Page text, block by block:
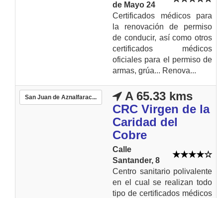
de Mayo 24
Certificados médicos para
la renovación de permiso
de conducir, así como otros
certificados médicos
oficiales para el permiso de
armas, grúa... Renova...
San Juan de Aznalfarac...
A 65.33 kms
CRC Virgen de la
Caridad del
Cobre
Calle
Santander, 8
Centro sanitario polivalente
en el cual se realizan todo
tipo de certificados médicos